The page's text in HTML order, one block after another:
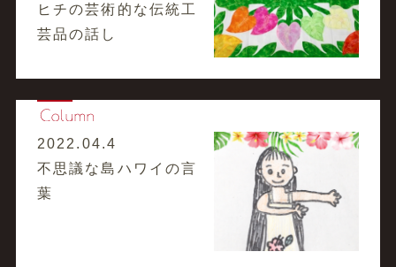
ヒチの芸術的な伝統工
芸品の話し
2022.04.4
不思議な島ハワイの言
葉